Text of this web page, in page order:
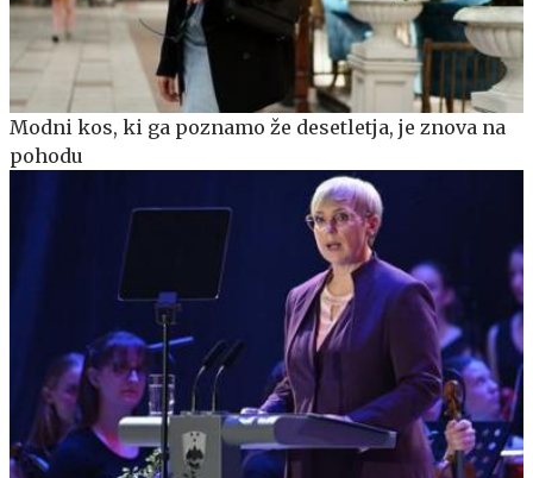
Modni kos, ki ga poznamo že desetletja, je znova na
pohodu